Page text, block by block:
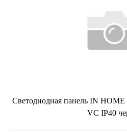
Светодиодная панель IN
VC IP40